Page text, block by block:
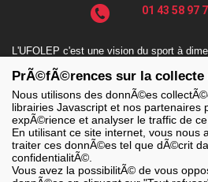
01 43 58 97
L'UFOLEP c'est une vision du sport à
handicap, le sport-durable avec des
solidarité, le fair-play, la laïcité et la
LES SITES DE L'UFOLEP
> Grand public
> Extranet
PrÃ©fÃ©rences sur la collecte
Nous utilisons des donnÃ©es
librairies Javascript et nos partenaires
expÃ©rience et analyser le traffic de ce
En utilisant ce site internet, vous nous
traiter ces donnÃ©es tel que dÃ©crit
confidentialitÃ©.
Vous avez la possibilitÃ© de vous